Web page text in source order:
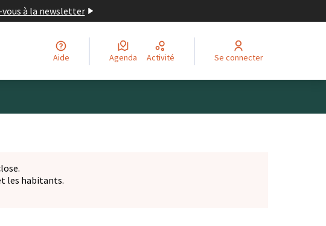
à la newsletter
Aide Agenda Activité Se connecter
les habitants.